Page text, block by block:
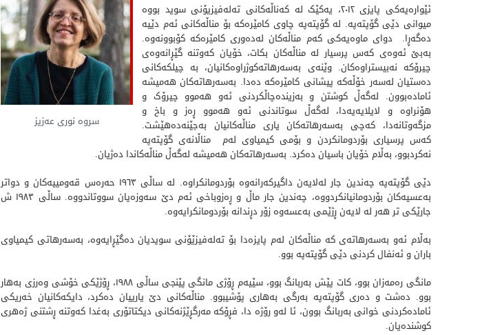
سروە نوری عەزیز
ئێواره‌یه‌کی پایزی ٢٠١٢‌،‌ یه‌کێک له‌ که‌ناڵه‌کانی ته‌له‌فیزیۆنی سوید بووه‌
میوانی دێی گۆپته‌په‌. له‌ گۆپته‌په‌ چاوی کامێره‌که‌ بۆ مناڵه‌کانی ئه‌م دێیه‌
ده‌گه‌ڕا. دوای ‌ماوه‌یه‌کی که‌م‌ مناڵه‌کان له‌ده‌وری کامێره‌که‌ کۆبوونه‌وه‌‌.
به‌بێ ئه‌وه‌ی که‌س پرسیار له‌ مناڵه‌کان بکات، خۆیان که‌وتنه‌ گێڕانه‌وه‌ی
چیرۆکه‌ نه‌بیستراوه‌کان. وێنه‌ی به‌سه‌رهاته‌کوژراوه‌کانیان، به‌ چیلکه‌کانی
ده‌ستیان له‌سه‌ر خۆڵه‌که‌ پیشانی کامێره‌که‌‌ ده‌دا. به‌سه‌رهاته‌کان هه‌میشه‌
ئاماده‌بوون. له‌گه‌ڵ کوشتن و به‌زینده‌چاڵکردنی ئه‌و هه‌موو چیرۆک و
هۆنراوه‌ و لایلایه‌یه‌دا، له‌گه‌ڵ سوتاندنی ئه‌و هه‌موو ڕه‌ز و باخ و
مزگه‌وتانه‌دا، که‌چی به‌سه‌رهاته‌کان یاری مناڵه‌کانیان به‌جێنه‌ده‌هێشت.
که‌س پرسیاری بۆردومانکردن و بۆمی کیمیاوی له‌م مناڵانه‌ی گۆپته‌په‌
نه‌‌کردبوو، به‌ڵام خۆیان باسیان ده‌کرد. به‌سه‌رهاته‌کان هه‌میشه‌ له‌گه‌ڵ مناڵه‌کاندا ده‌ژیان‌.
دێی گۆپته‌په‌ چه‌ندین جار له‌لایه‌ن داگیرکەرانەوە بۆردومانکراوه‌. له‌ ساڵی ١٩٦٣ حەرەس قەومییەکان و دواتر
به‌عسیه‌کان بۆردومانیانکردووە، چەندین جار ماڵ و ڕه‌زوباخی ئه‌م دێ سه‌وزه‌یان سووتاندووە. ساڵی ١٩٨٣ ش
جارێکی تر هه‌ر له‌ لایه‌ن ڕژێمی به‌عسه‌وه‌ زۆر دڕندانه‌ بۆردومانکرایەوە.
به‌ڵام ئه‌و به‌سه‌رهاته‌ی که‌ مناڵه‌کان له‌م پایزه‌دا بۆ ته‌له‌فیزێۆنی سویدیان ده‌گێڕایه‌وه‌، به‌سه‌رهاتی کیمیاوی
باران و ئه‌نفال کردنی دێی گۆپته‌په‌ بوو.
مانگی ره‌مه‌زان بوو، کات پێش به‌ربانگ بوو، سێیه‌م ڕۆژی مانگی پێنجی ساڵی ١٩٨٨، ڕۆژێکی خۆشی وه‌رزی به‌هار
بوو. ده‌شت و ده‌ری گۆپته‌په‌ به‌رگی به‌هاری پۆشیبوو. مناڵه‌کانی دێ یارییان ده‌کرد، دایکه‌کانیان خه‌ریکی
ئاماده‌کردنی خوانی به‌ربانگ بوون، ئا له‌و رۆژه‌ دا، فڕۆکه‌ مه‌رگڕێژنه‌کانی دیکتاتۆری به‌غدا که‌وتنه‌ ڕشتنی ژه‌هری
کوشنده‌یان.